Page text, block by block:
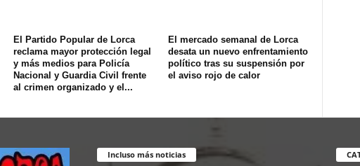
El Partido Popular de Lorca
reclama mayor protección legal
y más medios para Policía
Nacional y Guardia Civil frente
al crimen organizado y el...
El mercado semanal de Lorca
desata un nuevo enfrentamiento
político tras su suspensión por
el aviso rojo de calor
Incluso más noticias